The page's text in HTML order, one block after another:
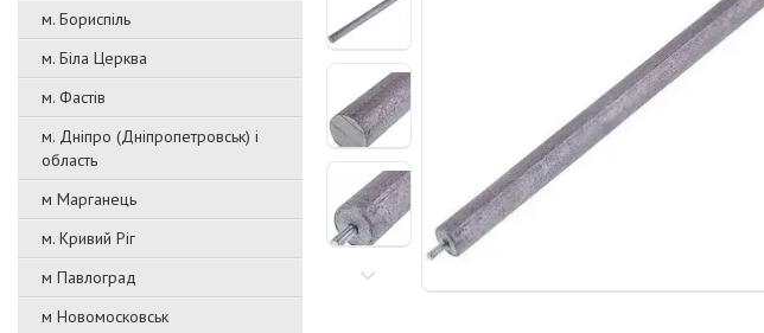
м. Бориспіль
м. Біла Церква
м. Фастів
м. Дніпро (Дніпропетровськ) і
область
м Марганець
м. Кривий Ріг
м Павлоград
м Новомосковськ